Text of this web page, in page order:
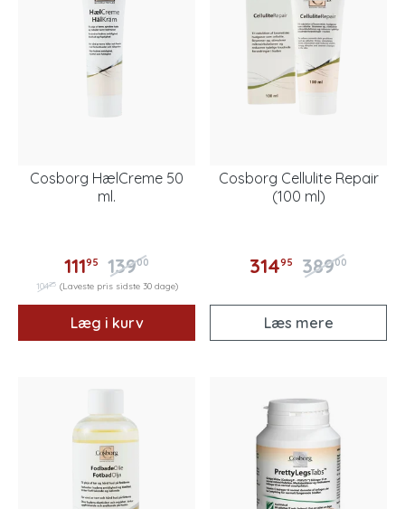
Cosborg HælCreme 50
ml.
11195 13900
10425 (Laveste pris sidste 30 dage)
Læg i kurv
Cosborg Cellulite Repair
(100 ml)
31495 38900
Læs mere